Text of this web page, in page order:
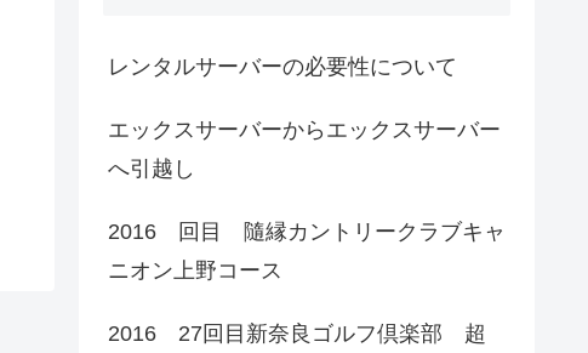
レンタルサーバーの必要性について
エックスサーバーからエックスサーバー
へ引越し
2016 回目 隨縁カントリークラブキャ
ニオン上野コース
2016 27回目新奈良ゴルフ倶楽部 超